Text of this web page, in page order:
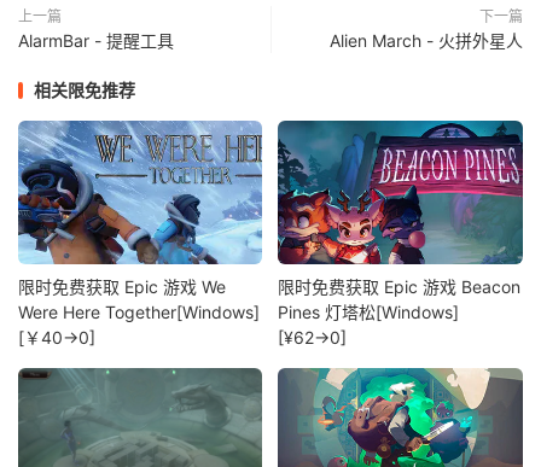
上一篇
AlarmBar - 提醒工具
下一篇
Alien March - 火拼外星人
相关限免推荐
限时免费获取 Epic 游戏 We
Were Here Together[Windows]
[￥40→0]
限时免费获取 Epic 游戏 Beacon
Pines 灯塔松[Windows]
[¥62→0]